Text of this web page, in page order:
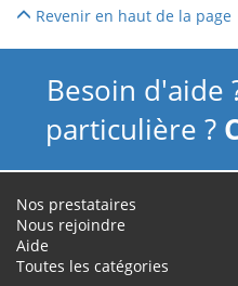
Revenir en haut de la page
Besoin d'aide
particulière ?
Nos prestataires
Nous rejoindre
Aide
Toutes les catégories